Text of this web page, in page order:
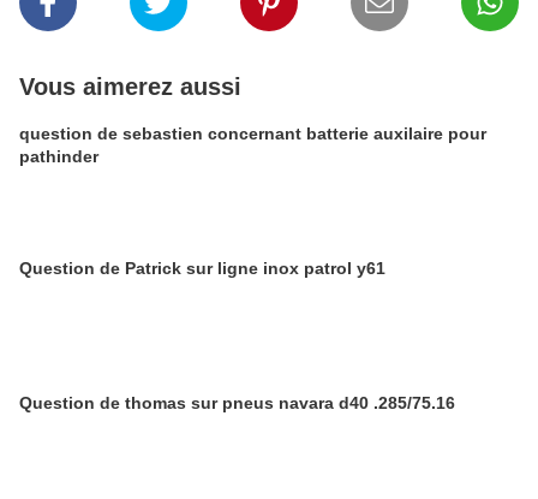
Vous aimerez aussi
question de sebastien concernant batterie auxilaire pour
pathinder
Question de Patrick sur ligne inox patrol y61
Question de thomas sur pneus navara d40 .285/75.16